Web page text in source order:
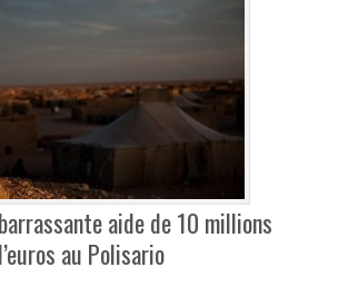
aide de 10 millions
au Polisario